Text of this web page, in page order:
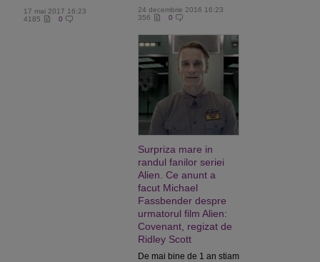
17 mai 2017 16:23
4185
0
24 decembrie 2016 16:23
356
0
Surpriza mare in
randul fanilor seriei
Alien. Ce anunt a
facut Michael
Fassbender despre
urmatorul film Alien:
Covenant, regizat de
Ridley Scott
De mai bine de 1 an stiam